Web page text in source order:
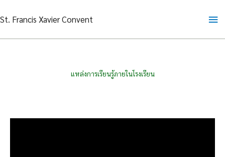
to
St. Francis Xavier Convent
แหล่งการเรียนรู้ภายในโรงเรียน